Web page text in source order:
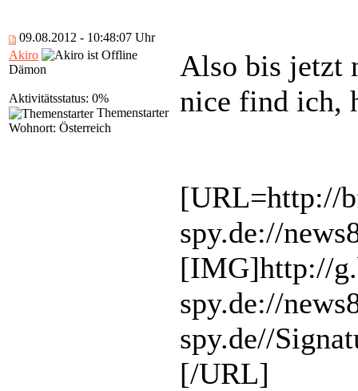
09.08.2012 - 10:48:07 Uhr
Akiro
Dämon
Aktivitätsstatus: 0%
Themenstarter
Wohnort: Österreich
Also bis jetzt
nice find ich,
[URL=http://
spy.de://
[IMG]http://
spy.de://
spy.de//
[/URL]